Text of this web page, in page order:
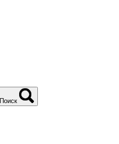
Поиск